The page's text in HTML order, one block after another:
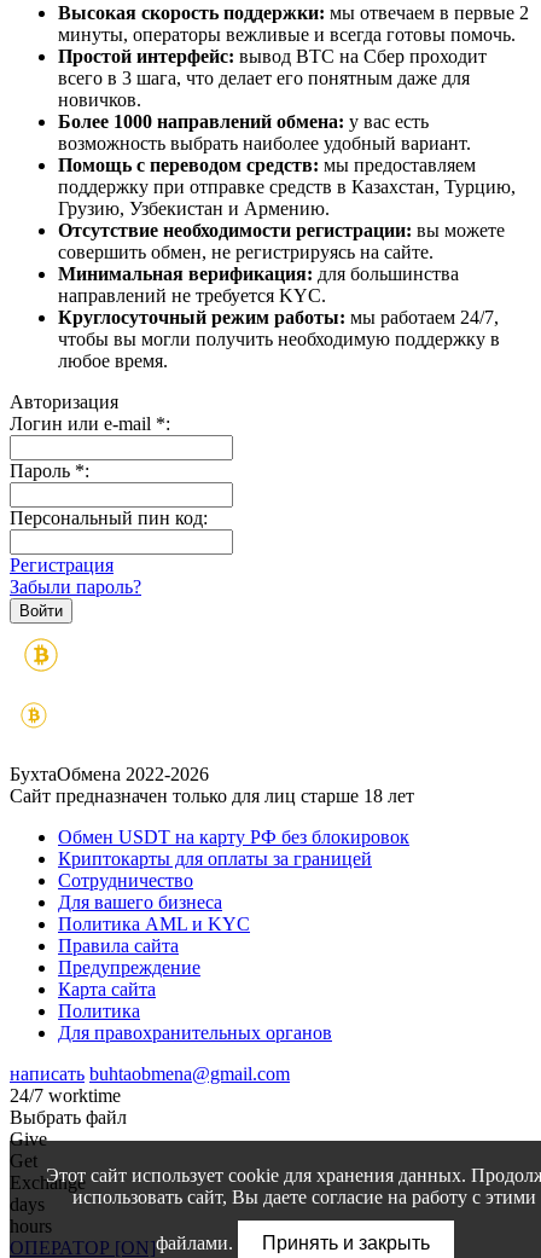
Высокая скорость поддержки: мы отвечаем в первые 2
минуты, операторы вежливые и всегда готовы помочь.
Простой интерфейс: вывод BTC на Сбер проходит
всего в 3 шага, что делает его понятным даже для
новичков.
Более 1000 направлений обмена: у вас есть
возможность выбрать наиболее удобный вариант.
Помощь с переводом средств: мы предоставляем
поддержку при отправке средств в Казахстан, Турцию,
Грузию, Узбекистан и Армению.
Отсутствие необходимости регистрации: вы можете
совершить обмен, не регистрируясь на сайте.
Минимальная верификация: для большинства
направлений не требуется KYC.
Круглосуточный режим работы: мы работаем 24/7,
чтобы вы могли получить необходимую поддержку в
любое время.
Авторизация
Логин или e-mail *:
Пароль *:
Персональный пин код:
Регистрация
Забыли пароль?
БухтаОбмена 2022-2026
Сайт предназначен только для лиц старше 18 лет
Обмен USDT на карту РФ без блокировок
Криптокарты для оплаты за границей
Сотрудничество
Для вашего бизнеса
Политика AML и KYC
Правила сайта
Предупреждение
Карта сайта
Политика
Для правохранительных органов
написать buhtaobmena@gmail.com
24/7 worktime
Выбрать файл
Give
Get
Exchange
days
hours
ОПЕРАТОР [ON]
Этот сайт использует cookie для хранения данных.
использовать сайт, Вы даете согласие на работу с этими
файлами. Принять и закрыть